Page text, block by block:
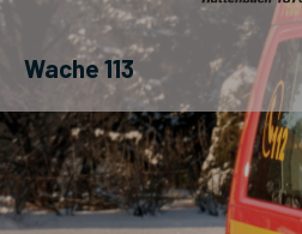
Wache 113